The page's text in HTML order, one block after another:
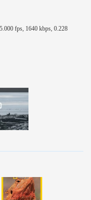
fps, 1640 kbps, 0.228